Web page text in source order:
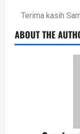
Terima kasih
ABOUT THE